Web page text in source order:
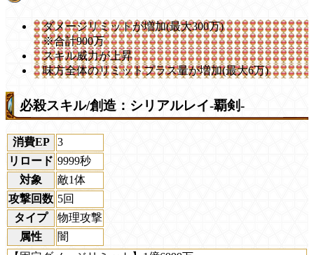
ダメージリミットが増加(最大300万)
※合計900万
スキル威力が上昇
味方全体のリミットプラス量が増加(最大6万)
必殺スキル/創造：シリアルレイ-覇剣-
消費EP
3
リロード 9999秒
対象
敵1体
攻撃回数 5回
タイプ
物理攻撃
属性
闇